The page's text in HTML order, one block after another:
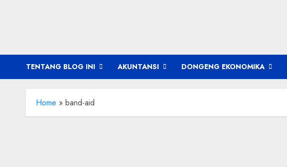
TENTANG BLOG INI AKUNTANSI DONGENG EKONOMIKA
Home » band-aid